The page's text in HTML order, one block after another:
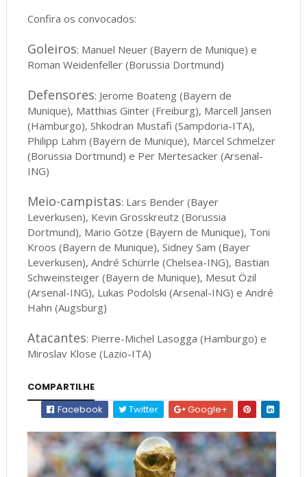
Confira os convocados:
Goleiros: Manuel Neuer (Bayern de Munique) e
Roman Weidenfeller (Borussia Dortmund)
Defensores: Jerome Boateng (Bayern de
Munique), Matthias Ginter (Freiburg), Marcell Jansen
(Hamburgo), Shkodran Mustafi (Sampdoria-ITA),
Philipp Lahm (Bayern de Munique), Marcel Schmelzer
(Borussia Dortmund) e Per Mertesacker (Arsenal-
ING)
Meio-campistas: Lars Bender (Bayer
Leverkusen), Kevin Grosskreutz (Borussia
Dortmund), Mario Götze (Bayern de Munique), Toni
Kroos (Bayern de Munique), Sidney Sam (Bayer
Leverkusen), André Schürrle (Chelsea-ING), Bastian
Schweinsteiger (Bayern de Munique), Mesut Özil
(Arsenal-ING), Lukas Podolski (Arsenal-ING) e André
Hahn (Augsburg)
Atacantes: Pierre-Michel Lasogga (Hamburgo) e
Miroslav Klose (Lazio-ITA)
COMPARTILHE
Facebook
Twitter Google+